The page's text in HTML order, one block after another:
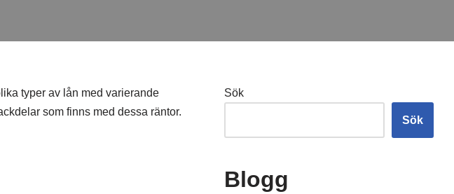
typer av lån med varierande
som finns med dessa räntor.
Sök
Sök
Blogg